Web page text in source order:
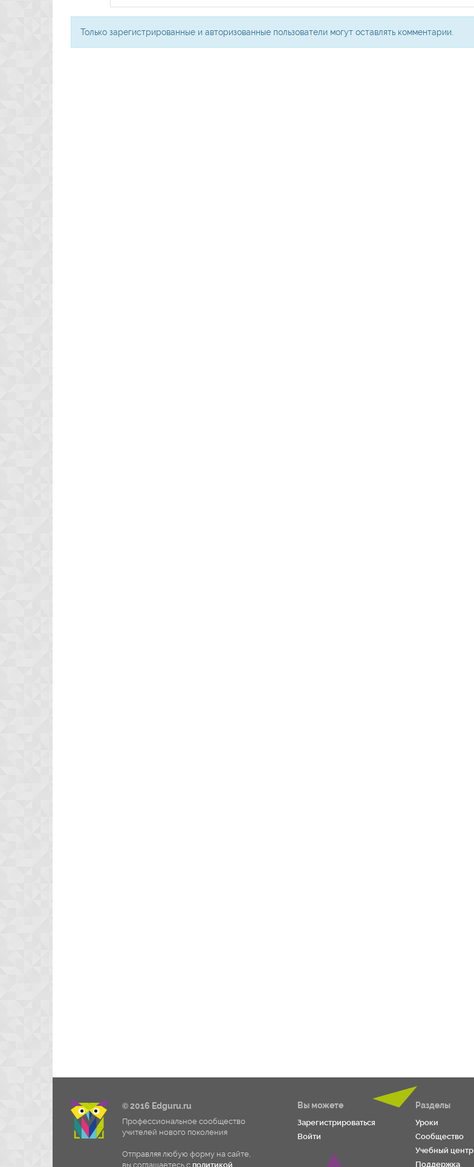
Только зарегистрированные и авторизованные пользователи могут оставлять комментарии.
© 2016 Edguru.ru
Профессиональное сообщество
учителей нового поколения
Отправляя любую форму на сайте,
вы соглашаетесь с политикой
Вы можете
Зарегистрироваться
Войти
Разделы
Уроки
Сообщество
Учебный центр
Поддержка